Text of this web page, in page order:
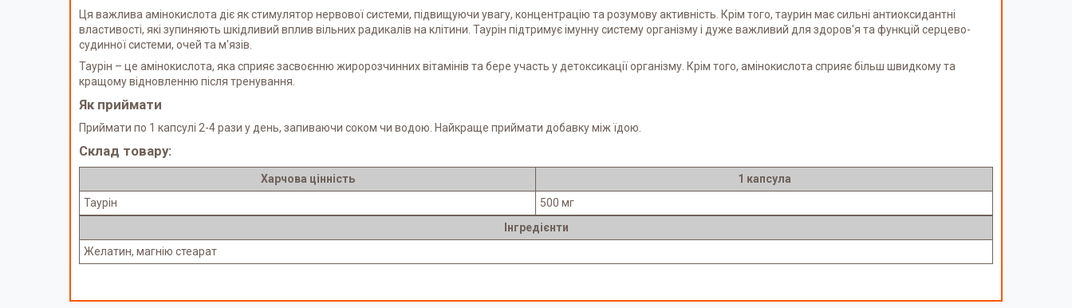
Ця важлива амінокислота діє як стимулятор нервової системи, підвищуючи увагу, концентрацію та розумову активність. Крім того, таурин має сильні антиоксидантні
властивості, які зупиняють шкідливий вплив вільних радикалів на клітини. Таурін підтримує імунну систему організму і дуже важливий для здоров'я та функцій серцево-
судинної системи, очей та м'язів.
Таурін – це амінокислота, яка сприяє засвоєнню жиророзчинних вітамінів та бере участь у детоксикації організму. Крім того, амінокислота сприяє більш швидкому та
кращому відновленню після тренування.
Як приймати
Приймати по 1 капсулі 2-4 рази у день, запиваючи соком чи водою. Найкраще приймати добавку між їдою.
Склад товару:
Харчова цінність
1 капсула
Таурін
500 мг
Інгредієнти
Желатин, магнію стеарат